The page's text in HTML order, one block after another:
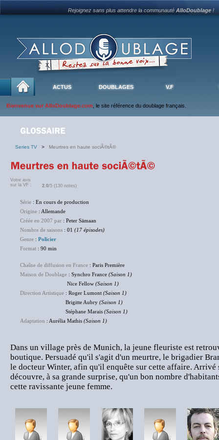
Rejoignez sans plus attendre la communautéAlloDoublage !
ACTUS DOUBLAGES V.F
Bienvenue sur AlloDoublage.com , le site référence du doublage français.
Series TV > Meurtres en haute sociÃ©tÃ©
Votre avis
sur la VF :
2.0/5 (130 notes)
Série : En cours de production
Origine : Allemande
Créée en 2007 par : Peter Sämaan
Nombre de saisons : 01 (17 épisodes)
Genre : Policier
Format : 90 min
Chaîne de diffusion en France : Paris Première
Maison de Doublage : Synchro France (Saison 1)
Nice Fellow (Saison 1)
Direction Artistique : Roger Lumont (Saison 1)
Brigitte Aubry (Saison 1)
Stéphane Marais (Saison 1)
Adaptation : Aurélia Mathis (Saison 1)
Dans un village près de Munich, la jeune fleuriste est
boutique. Persuadé qu'il s'agit d'un meurtre, le brigadier
le docteur Winter, afin qu'il enquête sur cette affaire. Arrivé
découvre, à sa grande surprise, qu'un bon nombre
cette ravissante jeune femme.